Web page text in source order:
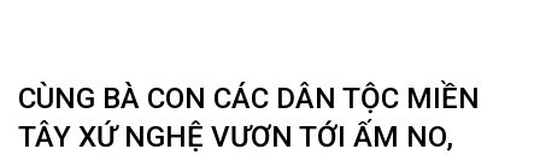
CÙNG BÀ CON CÁC DÂN TỘC MIỀN
TÂY XỨ NGHỆ VƯƠN TỚI ẤM NO,